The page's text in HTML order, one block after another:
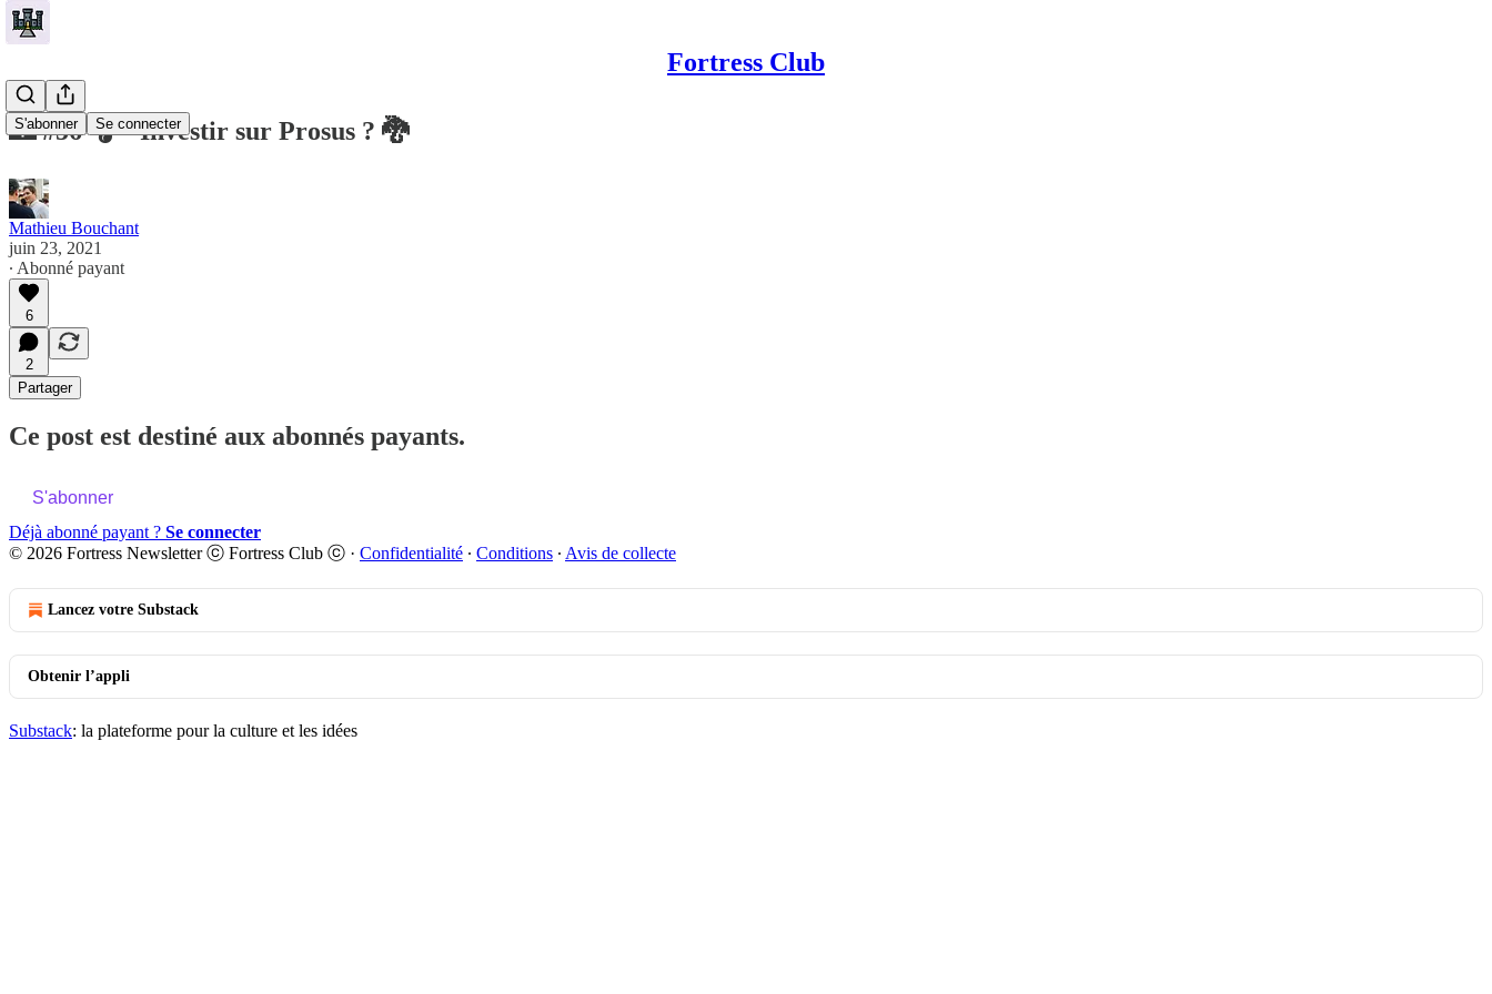
Fortress Club
S'abonner Se connecter
🏰 #56 🎧 - Investir sur Prosus ? 🐉
Mathieu Bouchant
juin 23, 2021
∙ Abonné payant
6
2
Partager
Ce post est destiné aux abonnés payants.
S'abonner
Déjà abonné payant ? Se connecter
© 2026 Fortress Newsletter ⓒ Fortress Club ⓒ · Confidentialité ∙ Conditions ∙ Avis de collecte
Lancez votre Substack
Obtenir l’appli
Substack: la plateforme pour la culture et les idées